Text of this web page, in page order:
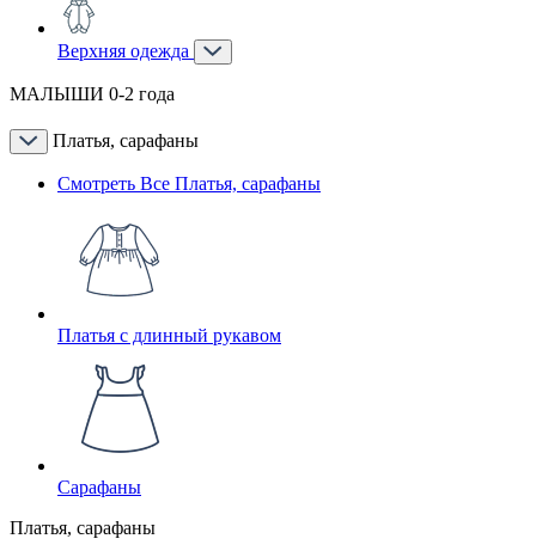
Верхняя одежда
МАЛЫШИ 0-2 года
Платья, сарафаны
Смотреть Все Платья, сарафаны
Платья с длинный рукавом
Сарафаны
Платья, сарафаны